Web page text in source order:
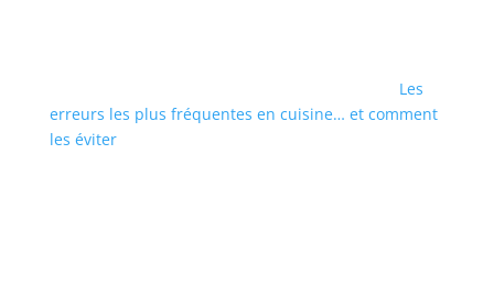
Les
erreurs les plus fréquentes en cuisine… et comment
les éviter